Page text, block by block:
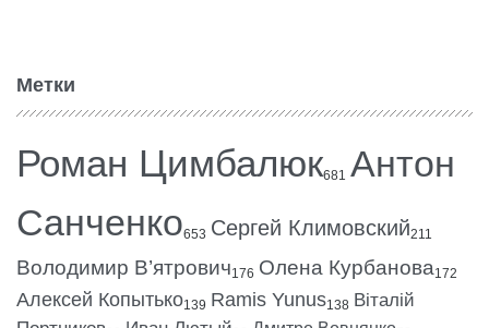
Метки
Роман Цимбалюк681 Антон
Санченко653 Сергей Климовский211
Володимир В’ятрович176 Олена Курбанова172
Алексей Копытько139 Ramis Yunus138 Віталій